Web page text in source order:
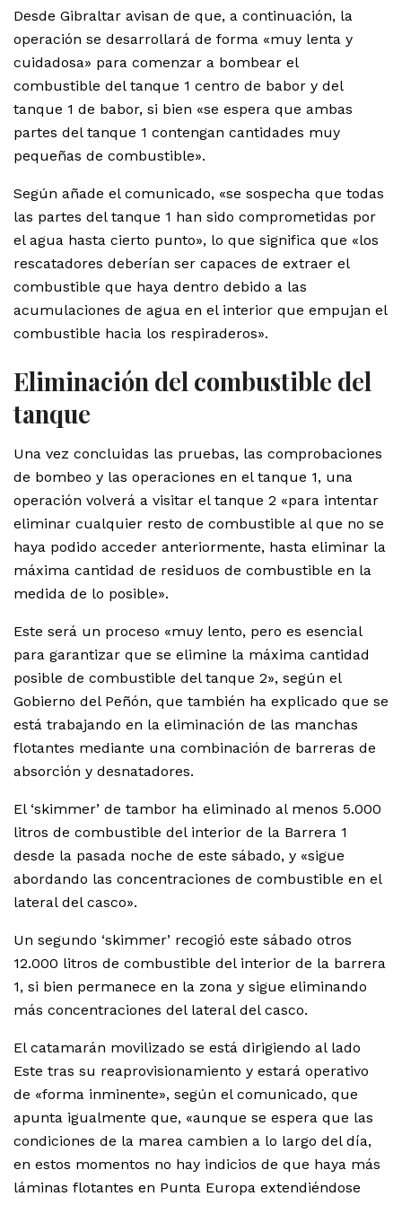
Desde Gibraltar avisan de que, a continuación, la
operación se desarrollará de forma «muy lenta y
cuidadosa» para comenzar a bombear el
combustible del tanque 1 centro de babor y del
tanque 1 de babor, si bien «se espera que ambas
partes del tanque 1 contengan cantidades muy
pequeñas de combustible».
Según añade el comunicado, «se sospecha que todas
las partes del tanque 1 han sido comprometidas por
el agua hasta cierto punto», lo que significa que «los
rescatadores deberían ser capaces de extraer el
combustible que haya dentro debido a las
acumulaciones de agua en el interior que empujan el
combustible hacia los respiraderos».
Eliminación del combustible del
tanque
Una vez concluidas las pruebas, las comprobaciones
de bombeo y las operaciones en el tanque 1, una
operación volverá a visitar el tanque 2 «para intentar
eliminar cualquier resto de combustible al que no se
haya podido acceder anteriormente, hasta eliminar la
máxima cantidad de residuos de combustible en la
medida de lo posible».
Este será un proceso «muy lento, pero es esencial
para garantizar que se elimine la máxima cantidad
posible de combustible del tanque 2», según el
Gobierno del Peñón, que también ha explicado que se
está trabajando en la eliminación de las manchas
flotantes mediante una combinación de barreras de
absorción y desnatadores.
El ‘skimmer’ de tambor ha eliminado al menos 5.000
litros de combustible del interior de la Barrera 1
desde la pasada noche de este sábado, y «sigue
abordando las concentraciones de combustible en el
lateral del casco».
Un segundo ‘skimmer’ recogió este sábado otros
12.000 litros de combustible del interior de la barrera
1, si bien permanece en la zona y sigue eliminando
más concentraciones del lateral del casco.
El catamarán movilizado se está dirigiendo al lado
Este tras su reaprovisionamiento y estará operativo
de «forma inminente», según el comunicado, que
apunta igualmente que, «aunque se espera que las
condiciones de la marea cambien a lo largo del día,
en estos momentos no hay indicios de que haya más
láminas flotantes en Punta Europa extendiéndose